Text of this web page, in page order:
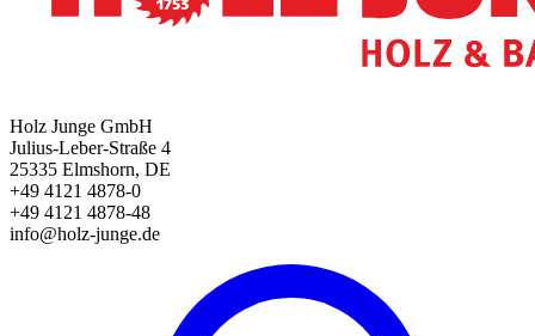
Holz Junge GmbH
Julius-Leber-Straße 4
25335 Elmshorn, DE
+49 4121 4878-0
+49 4121 4878-48
info@holz-junge.de